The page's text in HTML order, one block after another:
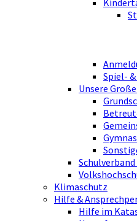
Spiel-
Unsere
Klimaschutz
Hilfe &
Hilfe im